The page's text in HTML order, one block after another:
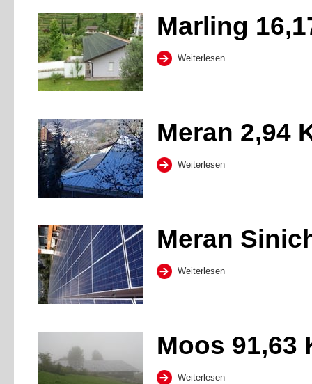
Marling
Weiterlesen
Meran 2,94
Weiterlesen
Meran
Weiterlesen
Moos 91,63
Weiterlesen